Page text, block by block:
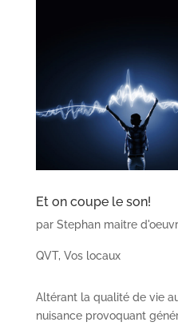
Et on coupe le son!
par Stephan maitre
QVT, Vos locaux
Altérant la qualité de vie
nuisance provoquant